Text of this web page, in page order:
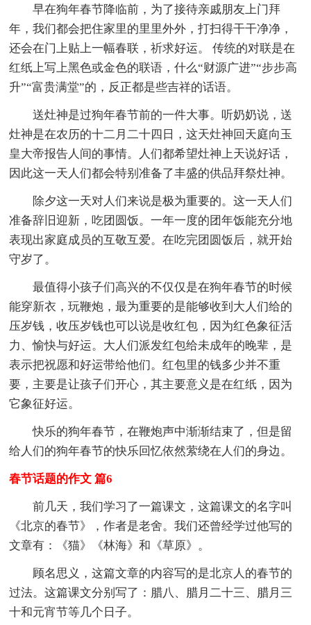
早在狗年春节降临前，为了接待亲戚朋友上门拜
年，我们都会把住家里的里里外外，打扫得干干净净，
还会在门上贴上一幅春联，祈求好运。 传统的对联是在
红纸上写上黑色或金色的联语，什么“财源广进”“步步高
升”“富贵满堂”的，反正都是些吉祥的话语。
送灶神是过狗年春节前的一件大事。听奶奶说，送
灶神是在农历的十二月二十四日，这天灶神回天庭向玉
皇大帝报告人间的事情。人们都希望灶神上天说好话，
因此这一天人们都会特别准备了丰盛的供品拜祭灶神。
除夕这一天对人们来说是极为重要的。这一天人们
准备辞旧迎新，吃团圆饭。一年一度的团年饭能充分地
表现出家庭成员的互敬互爱。在吃完团圆饭后，就开始
守岁了。
最值得小孩子们高兴的不仅仅是在狗年春节的时候
能穿新衣，玩鞭炮，最为重要的是能够收到大人们给的
压岁钱，收压岁钱也可以说是收红包，因为红色象征活
力、愉快与好运。大人们派发红包给未成年的晚辈，是
表示把祝愿和好运带给他们。红包里的钱多少并不重
要，主要是让孩子们开心，其主要意义是在红纸，因为
它象征好运。
快乐的狗年春节，在鞭炮声中渐渐结束了，但是留
给人们的狗年春节的快乐回忆依然萦绕在人们的身边。
春节话题的作文 篇6
前几天，我们学习了一篇课文，这篇课文的名字叫
《北京的春节》，作者是老舍。我们还曾经学过他写的
文章有：《猫》《林海》和《草原》。
顾名思义，这篇文章的内容写的是北京人的春节的
过法。这篇课文分别写了：腊八、腊月二十三、腊月三
十和元宵节等几个日子。